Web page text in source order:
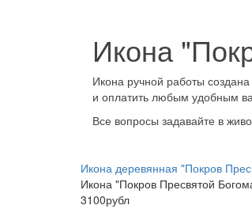
Икона
Икона ручной работы
и оплатить любым удобным
Все вопросы задавайте в
Икона деревянная "Покров
Икона "Покров Пресвятой
3100рубл